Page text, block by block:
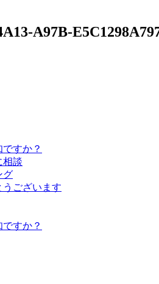
A97B-
すか？
相談
グ
うございます
すか？